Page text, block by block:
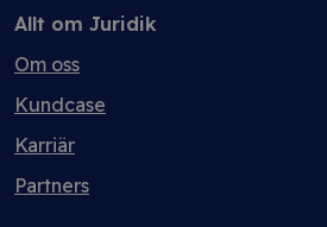
Allt om Juridik
Om oss
Kundcase
Karriär
Partners